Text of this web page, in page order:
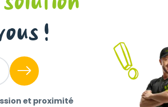
réguler le transit et contribue à la sécurité
en matières grasses en font l'aliment
aux lipides. Favorise le maintien
!
et proximité